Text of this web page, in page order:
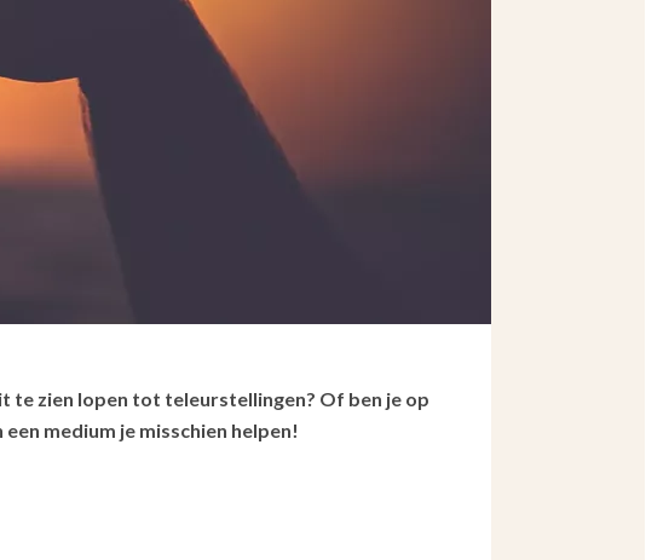
te zien lopen tot teleurstellingen? Of ben je op
medium je misschien helpen!